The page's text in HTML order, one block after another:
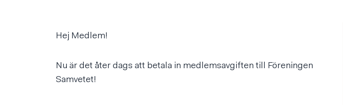
Hej Medlem!
Nu är det åter dags att betala in medlemsavgiften till Föreningen
Samvetet!